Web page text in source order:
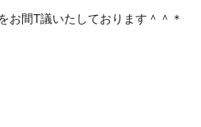
お間T議いたしております＾＾＊